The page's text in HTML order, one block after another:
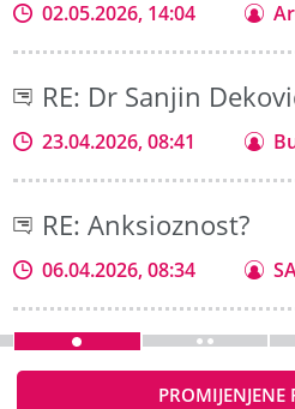
02.05.2026, 14:04
RE: Dr Sanjin
23.04.2026, 08:41
RE: Anksioznost?
06.04.2026, 08:34
PROMIJENJENE